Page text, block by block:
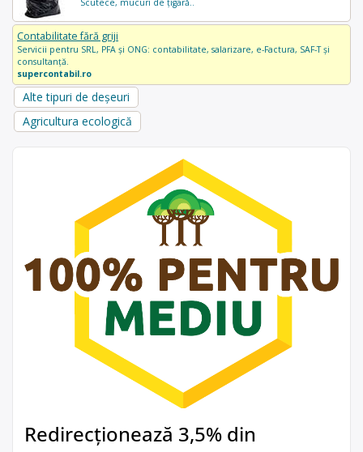
Contabilitate fără griji
Servicii pentru SRL, PFA și ONG: contabilitate, salarizare, e-Factura, SAF-T și
consultanță.
supercontabil.ro
Alte tipuri de deșeuri
Agricultura ecologică
Redirecționează 3,5% din